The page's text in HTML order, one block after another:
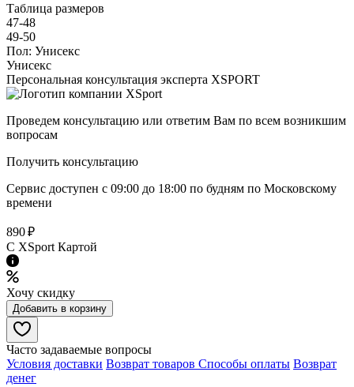
Таблица размеров
47-48
49-50
Пол: Унисекс
Унисекс
Персональная консультация эксперта XSPORT
Проведем консультацию или ответим Вам по всем возникшим
вопросам
Получить консультацию
Сервис доступен с 09:00 до 18:00 по будням по Московcкому
времени
890 ₽
C XSport Картой
Хочу скидку
Добавить в корзину
Часто задаваемые вопросы
Условия доставки Возврат товаров Способы оплаты Возврат
денег